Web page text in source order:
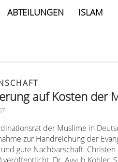
ABTEILUNGEN ISLAM
auf Kosten der
der Muslime in
zur Handreichung der
gute Nachbarschaft.